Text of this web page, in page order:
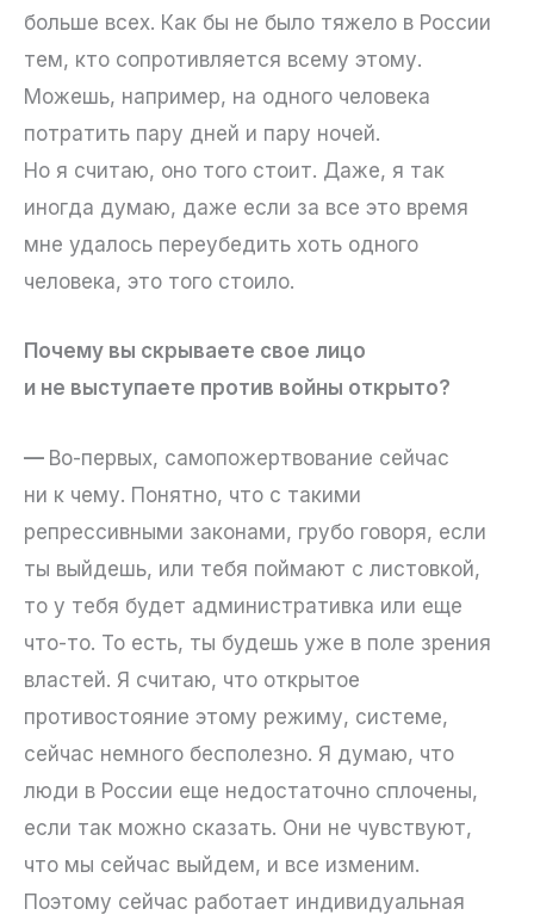
больше всех. Как бы не было тяжело в России
тем, кто сопротивляется всему этому.
Можешь, например, на одного человека
потратить пару дней и пару ночей.
Но я считаю, оно того стоит. Даже, я так
иногда думаю, даже если за все это время
мне удалось переубедить хоть одного
человека, это того стоило.
Почему вы скрываете свое лицо
и не выступаете против войны открыто?
— Во-первых, самопожертвование сейчас
ни к чему. Понятно, что с такими
репрессивными законами, грубо говоря, если
ты выйдешь, или тебя поймают с листовкой,
то у тебя будет административка или еще
что-то. То есть, ты будешь уже в поле зрения
властей. Я считаю, что открытое
противостояние этому режиму, системе,
сейчас немного бесполезно. Я думаю, что
люди в России еще недостаточно сплочены,
если так можно сказать. Они не чувствуют,
что мы сейчас выйдем, и все изменим.
Поэтому сейчас работает индивидуальная